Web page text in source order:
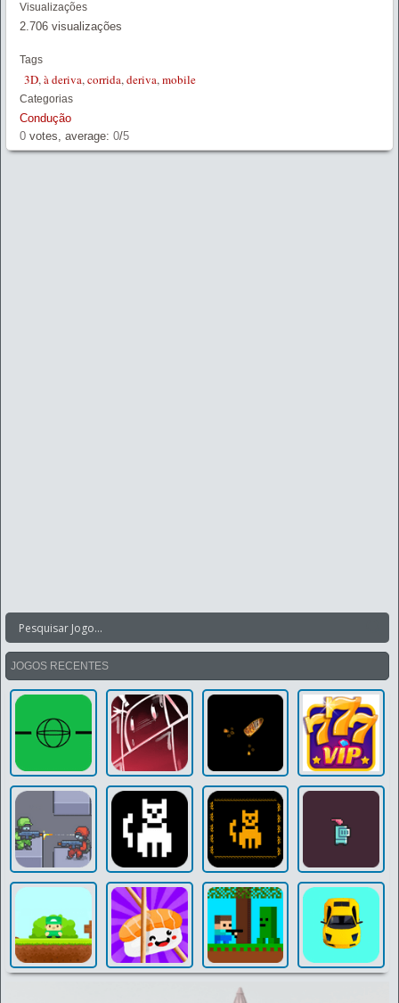
Visualizações
2.706 visualizações
Tags
3D,à deriva,corrida,deriva,mobile
Categorias
Condução
0 votes, average: 0/5
JOGOS RECENTES